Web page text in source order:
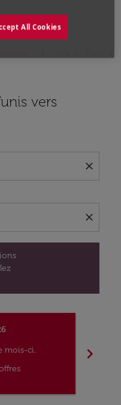
vers
close
close
populaires
mois-ci.
chevron_right
All Cookies